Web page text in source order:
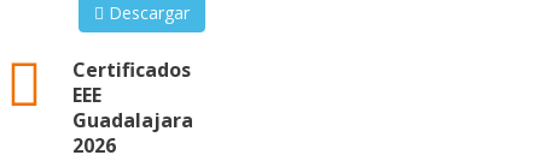
Descargar
Certificados
EEE
Guadalajara
2026
xml